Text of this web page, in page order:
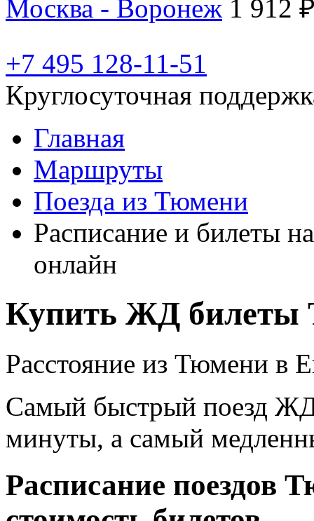
Москва - Воронеж 1 912
+7 495 128-11-51
Круглосуточная
Главная
Маршруты
Поезда из Тюмени
Расписание и билеты
онлайн
Купить ЖД билеты
Расстояние из Тюмени в
Самый быстрый поезд ЖД
минуты, а самый
Расписание поездов